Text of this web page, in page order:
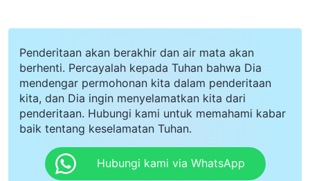
Penderitaan akan berakhir dan air mata akan
berhenti. Percayalah kepada Tuhan bahwa Dia
mendengar permohonan kita dalam penderitaan
kita, dan Dia ingin menyelamatkan kita dari
penderitaan. Hubungi kami untuk memahami kabar
baik tentang keselamatan Tuhan.
Hubungi kami via WhatsApp